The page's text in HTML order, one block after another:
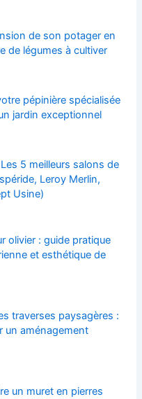
de son potager en
de légumes à cultiver
pépinière spécialisée
jardin exceptionnel
5 meilleurs salons de
Leroy Merlin,
Usine)
olivier : guide pratique
et esthétique de
traverses paysagères :
un aménagement
un muret en pierres